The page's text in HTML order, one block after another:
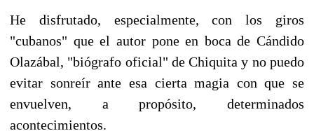
He disfrutado, especialmente, con los giros
"cubanos" que el autor pone en boca de Cándido
Olazábal, "biógrafo oficial" de Chiquita y no puedo
evitar sonreír ante esa cierta magia con que se
envuelven, a propósito, determinados
acontecimientos.